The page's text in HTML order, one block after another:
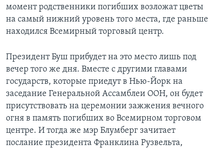
момент родственники погибших возложат цветы
на самый нижний уровень того места, где раньше
находился Всемирный торговый центр.
Президент Буш прибудет на это место лишь под
вечер того же дня. Вместе с другими главами
государств, которые приедут в Нью-Йорк на
заседание Генеральной Ассамблеи ООН, он будет
присутствовать на церемонии зажжения вечного
огня в память погибших во Всемирном торговом
центре. И тогда же мэр Блумберг зачитает
послание президента Франклина Рузвельта,